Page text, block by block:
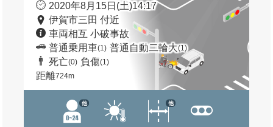
2020年8月15日(土)14:17
伊賀市三田 付近
車両相互 小破事故
普通乗用車(1) 普通自動二輪大(1)
死亡(0) 負傷(1)
距離724m
他 他